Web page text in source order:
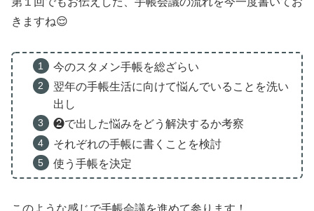
きますね😌
今のスタメン手帳を総ざらい
翌年の手帳生活に向けて悩んでいることを洗い
出し
❷で出した悩みをどう解決するか考察
それぞれの手帳に書くことを検討
使う手帳を決定
このような感じで手帳会議を進めて参ります！